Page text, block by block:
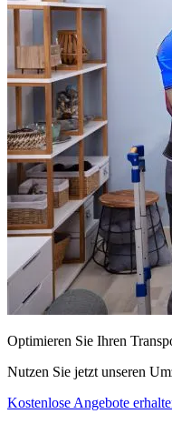
Optimieren Sie Ihren
Nutzen Sie jetzt unseren
Kostenlose Angebote